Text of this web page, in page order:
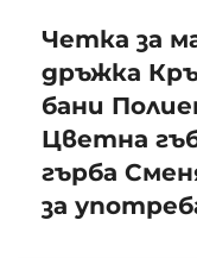
Четка за
дръжка
бани
Цветна
гърба
за